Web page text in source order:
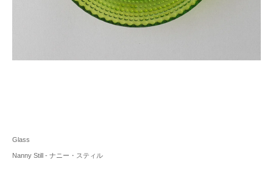
Glass
Nanny Still - ナニー・スティル